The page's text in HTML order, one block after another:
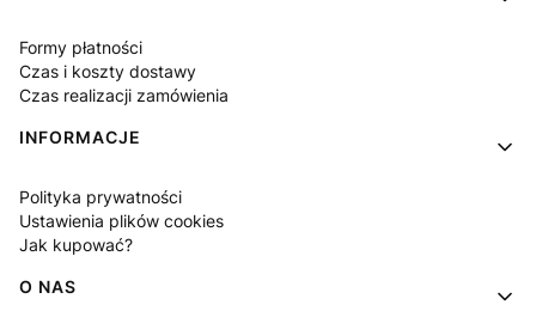
Formy płatności
Czas i koszty dostawy
Czas realizacji zamówienia
INFORMACJE
Polityka prywatności
Ustawienia plików cookies
Jak kupować?
O NAS